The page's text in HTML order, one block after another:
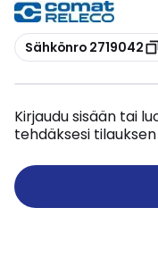
Kopioi
Sähkönro 2719042
Kirjaudu sisään tai
tehdäksesi tilauksen